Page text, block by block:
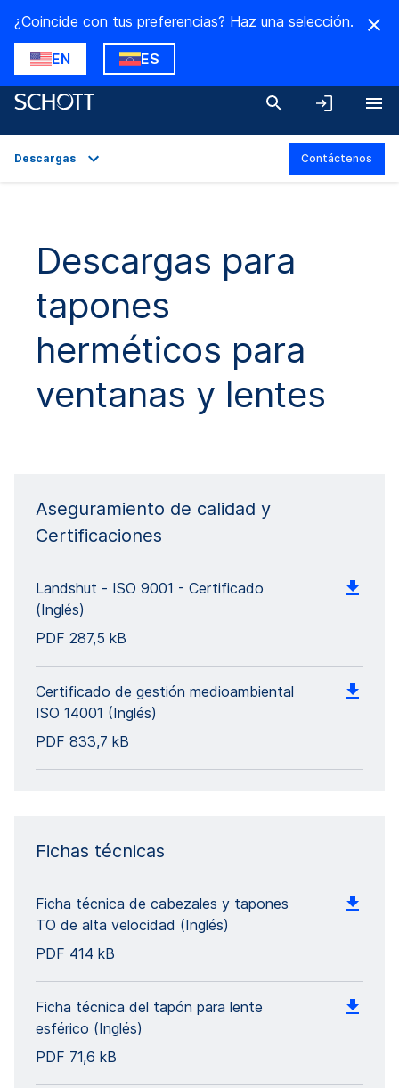
¿Coincide con tus preferencias? Haz una selección.
EN ES
Datos técnicos
Descargas
Descargas Contáctenos
Descargas para
tapones
herméticos para
ventanas y lentes
Aseguramiento de calidad y
Certificaciones
Landshut - ISO 9001 - Certificado
(Inglés)
PDF 287,5 kB
Certificado de gestión medioambiental
ISO 14001 (Inglés)
PDF 833,7 kB
Fichas técnicas
Ficha técnica de cabezales y tapones
TO de alta velocidad (Inglés)
PDF 414 kB
Ficha técnica del tapón para lente
esférico (Inglés)
PDF 71,6 kB